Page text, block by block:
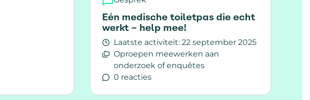
Eén medische toiletpas die echt
werkt – help mee!
Laatste activiteit:22 september 2025
Oproepen meewerken aan
onderzoek of enquêtes
0 reacties
Lees meer over Eén medische toiletpas die echt